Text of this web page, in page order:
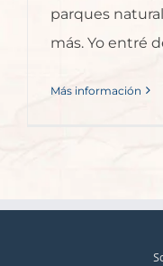
parques
más. Yo entré
Más información